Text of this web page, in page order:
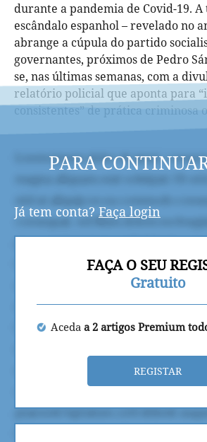
durante a pandemia de Covid-19.
escândalo espanhol – revelado no
abrange a cúpula do partido
governantes, próximos de Pedro
se, nas últimas semanas, com a
relatório policial que aponta para
consistentes” de prática criminosa
PARA
Já tem conta? Faça login
FAÇA O SEU
Gratuito
Aceda a 2 artigos Premium
REGISTAR